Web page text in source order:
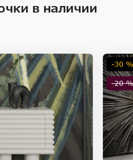
в наличии
-20 %
-30 %